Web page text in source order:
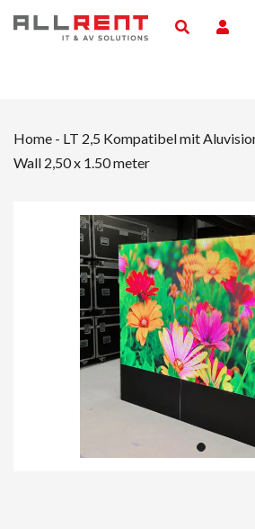
Home - LT 2,5 Kompatibel mit
Wall 2,50 x 1.50 meter